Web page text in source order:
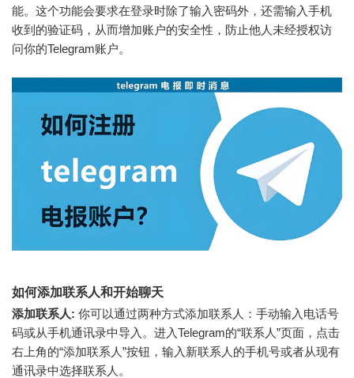
能。这个功能会要求在登录时除了输入密码外，还需输入手机
收到的验证码，从而增加账户的安全性，防止他人未经授权访
问你的Telegram账户。
如何添加联系人和开始聊天
添加联系人: 你可以通过两种方式添加联系人：手动输入电话号
码或从手机通讯录中导入。进入Telegram的“联系人”页面，点击
右上角的“添加联系人”按钮，输入新联系人的手机号或者从现有
通讯录中选择联系人。